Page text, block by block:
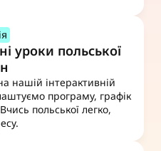
уроки польської
нашій інтерактивній
програму, графік
польської легко,